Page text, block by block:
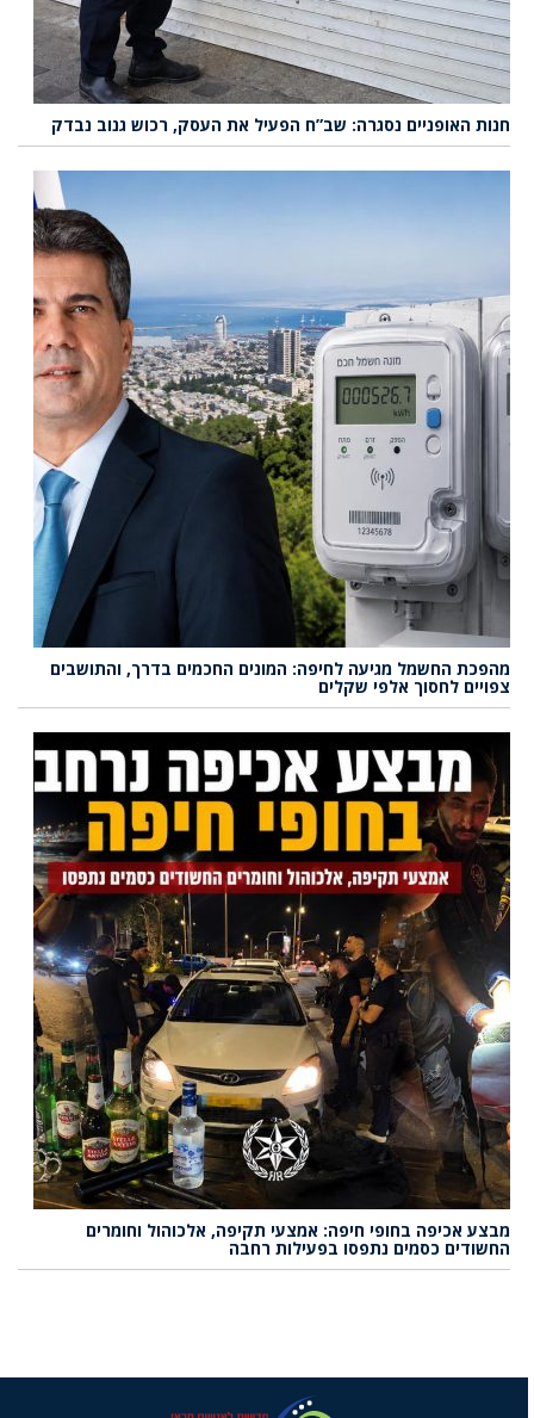
חנות האופניים נסגרה: שב”ח הפעיל את העסק, רכוש גנוב נבדק
מהפכת החשמל מגיעה לחיפה: המונים החכמים בדרך, והתושבים
צפויים לחסוך אלפי שקלים
מבצע אכיפה בחופי חיפה: אמצעי תקיפה, אלכוהול וחומרים
החשודים כסמים נתפסו בפעילות רחבה